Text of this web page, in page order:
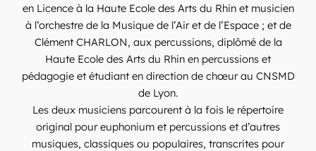
en Licence à la Haute Ecole des Arts du Rhin et musicien
à l’orchestre de la Musique de l’Air et de l’Espace ; et de
Clément CHARLON, aux percussions, diplômé de la
Haute Ecole des Arts du Rhin en percussions et
pédagogie et étudiant en direction de chœur au CNSMD
de Lyon.
Les deux musiciens parcourent à la fois le répertoire
original pour euphonium et percussions et d’autres
musiques, classiques ou populaires, transcrites pour